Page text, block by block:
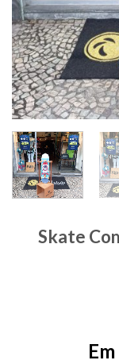
Skate